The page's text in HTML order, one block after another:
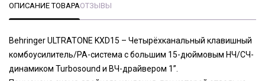
ОПИСАНИЕ ТОВАРАОТЗЫВЫ
Behringer ULTRATONE KXD15 – Четырёхканальный клавишный
комбоусилитель/PA-система с большим 15-дюймовым НЧ/СЧ-
динамиком Turbosound и ВЧ-драйвером 1”.